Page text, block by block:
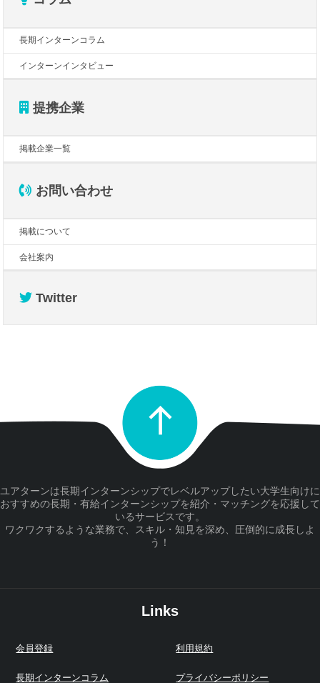
長期インターンコラム
インターンインタビュー
提携企業
掲載企業一覧
お問い合わせ
掲載について
会社案内
Twitter
ユアターンは長期インターンシップでレベルアップしたい大学生向けに
おすすめの長期・有給インターンシップを紹介・マッチングを応援して
いるサービスです。
ワクワクするような業務で、スキル・知見を深め、圧倒的に成長しよ
う！
Links
会員登録
長期インターンコラム
利用規約
プライバシーポリシー